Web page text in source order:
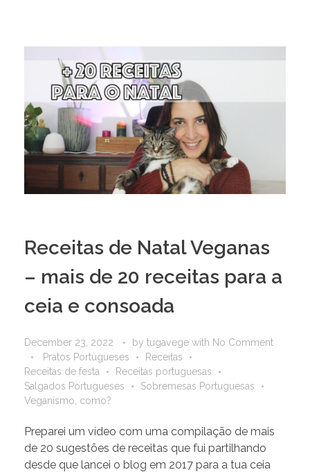
Receitas de Natal Veganas
– mais de 20 receitas para a
ceia e consoada
December 23, 2022 by tugavege with No Comment
Pratos Portugueses
Receitas
Receitas de festa
Receitas portuguesas
Salgados Portugueses
Sobremesas Portuguesas
Veganismo, como?
Preparei um vídeo com uma compilação de mais
de 20 sugestões de receitas que fui partilhando
desde que lancei o blog em 2017 para a tua ceia